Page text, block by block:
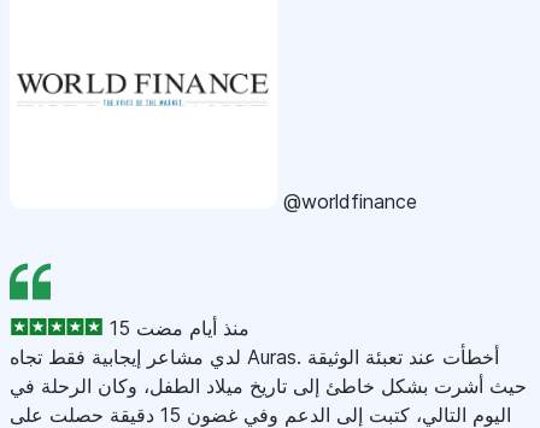
@worldfinance
15 منذ أيام مضت
لدي مشاعر إيجابية فقط تجاه Auras. أخطأت عند تعبئة الوثيقة
حيث أشرت بشكل خاطئ إلى تاريخ ميلاد الطفل، وكان الرحلة في
اليوم التالي، كتبت إلى الدعم وفي غضون 15 دقيقة حصلت على